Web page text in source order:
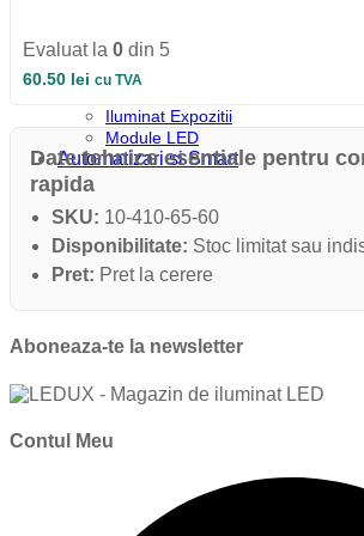
Iluminat Industrial LED
Iluminat stradal
Iluminat Expozitii
Module LED
Automatizari si Smart
Evaluat la 0 din 5
60.50 lei cu TVA
Date tehnice esentiale pentru
rapida
SKU: 10-410-65-60
Disponibilitate: Stoc limitat sau
Pret: Pret la cerere
Aboneaza-te la newsletter
Contul Meu